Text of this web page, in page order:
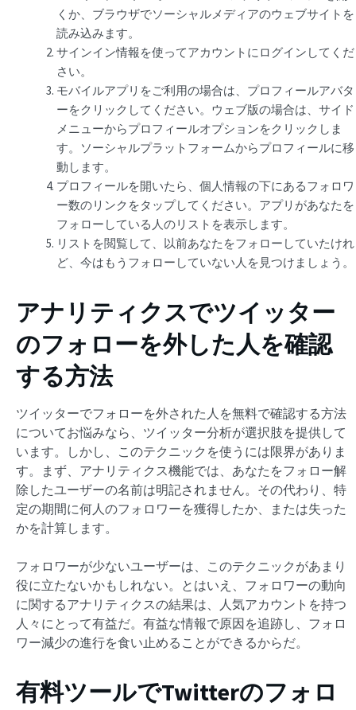
くか、ブラウザでソーシャルメディアのウェブサイトを
読み込みます。
サインイン情報を使ってアカウントにログインしてくだ
さい。
モバイルアプリをご利用の場合は、プロフィールアバタ
ーをクリックしてください。ウェブ版の場合は、サイド
メニューからプロフィールオプションをクリックしま
す。ソーシャルプラットフォームからプロフィールに移
動します。
プロフィールを開いたら、個人情報の下にあるフォロワ
ー数のリンクをタップしてください。アプリがあなたを
フォローしている人のリストを表示します。
リストを閲覧して、以前あなたをフォローしていたけれ
ど、今はもうフォローしていない人を見つけましょう。
アナリティクスでツイッター
のフォローを外した人を確認
する方法
ツイッターでフォローを外された人を無料で確認する方法
についてお悩みなら、ツイッター分析が選択肢を提供して
います。しかし、このテクニックを使うには限界がありま
す。まず、アナリティクス機能では、あなたをフォロー解
除したユーザーの名前は明記されません。その代わり、特
定の期間に何人のフォロワーを獲得したか、または失った
かを計算します。
フォロワーが少ないユーザーは、このテクニックがあまり
役に立たないかもしれない。とはいえ、フォロワーの動向
に関するアナリティクスの結果は、人気アカウントを持つ
人々にとって有益だ。有益な情報で原因を追跡し、フォロ
ワー減少の進行を食い止めることができるからだ。
有料ツールでTwitterのフォロ